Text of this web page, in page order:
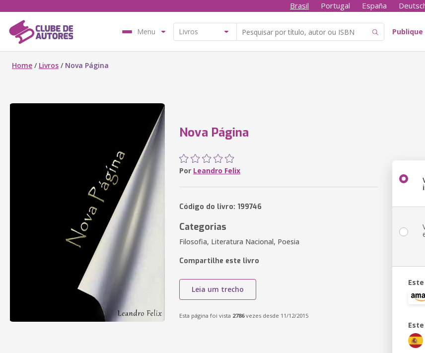
Brasil Portugal España
Menu
Home / Livros / Nova Página
Nova Página
Por Leandro Felix
Código do livro: 199746
Categorias
Filosofia, Literatura Nacional, Poesia
Compartilhe este livro
Leia um trecho
Esta página foi vista 2786vezes desde 11/12/2015